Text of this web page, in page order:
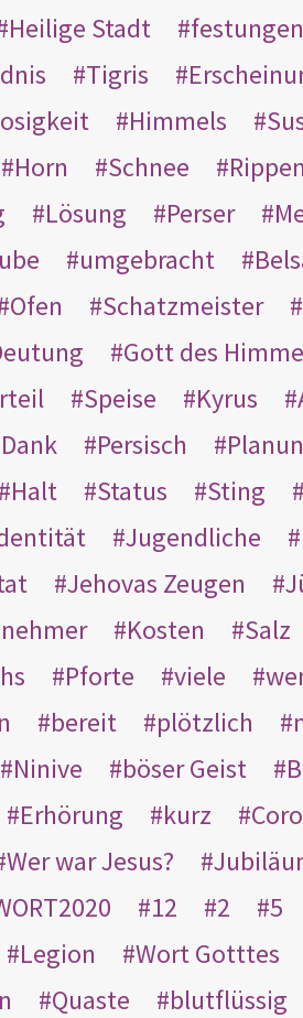
Heilige Stadt festungen
Tigris
Himmels
Horn Schnee Rippen
Lösung Perser
umgebracht
Ofen Schatzmeister
Gott des
Speise Kyrus
Dank Persisch
Halt Status Sting
Jugendliche
Jehovas Zeugen
Kosten Salz
Pforte viele
bereit plötzlich
Ninive böser Geist
Erhörung kurz
Wer war Jesus?
12 2 5
Legion Wort Gotttes
Quaste blutflüssig